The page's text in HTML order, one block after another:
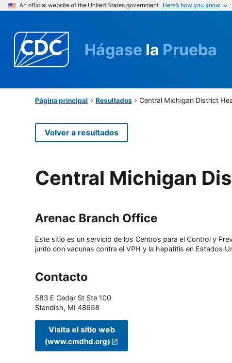
An official website of the United States government Here’s how you know
Hágase la Prueba
Página principal Resultados Central Michigan District
Volver a resultados
Central Michigan
Arenac Branch Office
Este sitio es un servicio de los Centros para el Control y
junto con vacunas contra el VPH y la hepatitis en Estados
Contacto
583 E Cedar St Ste 100
Standish, MI 48658
Visita el sitio web
(www.cmdhd.org)